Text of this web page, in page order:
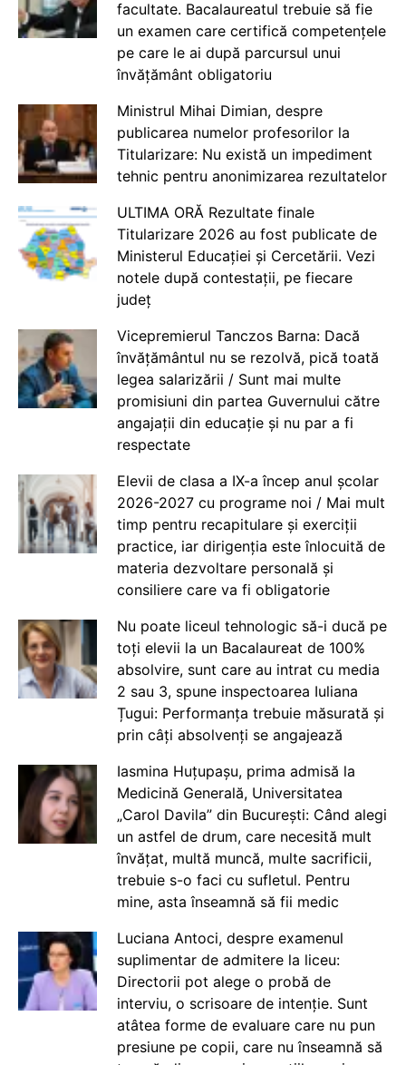
facultate. Bacalaureatul trebuie să fie
un examen care certifică competențele
pe care le ai după parcursul unui
învățământ obligatoriu
Ministrul Mihai Dimian, despre
publicarea numelor profesorilor la
Titularizare: Nu există un impediment
tehnic pentru anonimizarea rezultatelor
ULTIMA ORĂ Rezultate finale
Titularizare 2026 au fost publicate de
Ministerul Educației și Cercetării. Vezi
notele după contestații, pe fiecare
județ
Vicepremierul Tanczos Barna: Dacă
învățământul nu se rezolvă, pică toată
legea salarizării / Sunt mai multe
promisiuni din partea Guvernului către
angajații din educație și nu par a fi
respectate
Elevii de clasa a IX-a încep anul școlar
2026-2027 cu programe noi / Mai mult
timp pentru recapitulare și exerciții
practice, iar dirigenția este înlocuită de
materia dezvoltare personală și
consiliere care va fi obligatorie
Nu poate liceul tehnologic să-i ducă pe
toți elevii la un Bacalaureat de 100%
absolvire, sunt care au intrat cu media
2 sau 3, spune inspectoarea Iuliana
Țugui: Performanța trebuie măsurată și
prin câți absolvenți se angajează
Iasmina Huțupașu, prima admisă la
Medicină Generală, Universitatea
„Carol Davila” din București: Când alegi
un astfel de drum, care necesită mult
învățat, multă muncă, multe sacrificii,
trebuie s-o faci cu sufletul. Pentru
mine, asta înseamnă să fii medic
Luciana Antoci, despre examenul
suplimentar de admitere la liceu:
Directorii pot alege o probă de
interviu, o scrisoare de intenție. Sunt
atâtea forme de evaluare care nu pun
presiune pe copii, care nu înseamnă să